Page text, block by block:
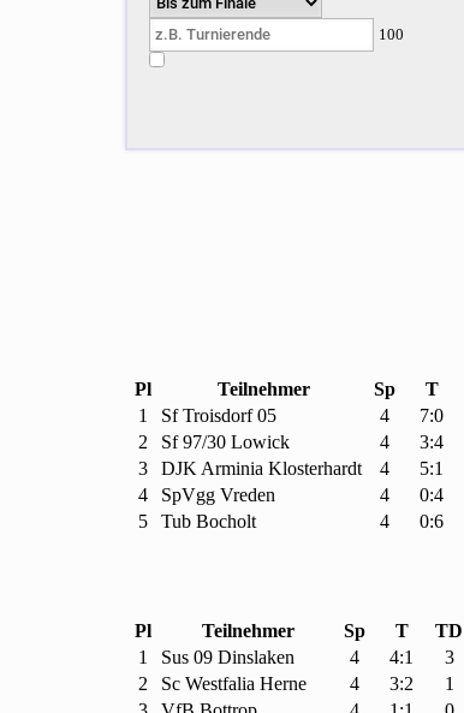
100
Pl Teilnehmer Sp T
1
Sf Troisdorf05 4 7:0
2
Sf97/30 Lowick 4 3:4
3
DJK Arminia Klosterhardt 4 5:1
4
SpVgg Vreden 4 0:4
5
Tub Bocholt 4 0:6
Pl Teilnehmer Sp T TD
1
Sus09 Dinslaken 4 4:1 3
2
Sc Westfalia Herne 4 3:2 1